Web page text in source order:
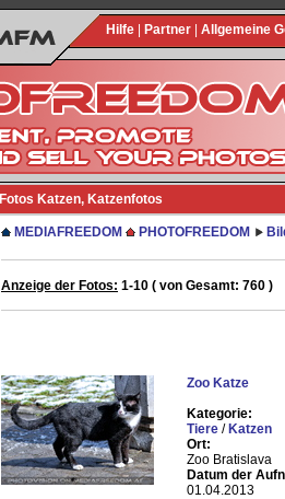
Hilfe Partner Allgemeine
Fotos Katzen, Katzenfotos
MEDIAFREEDOM PHOTOFREEDOM
Anzeige der Fotos: 1-10 ( von Gesamt: 760 )
Zoo Katze
Kategorie:
Tiere / Katzen
Ort:
Zoo Bratislava
Datum der
01.04.2013